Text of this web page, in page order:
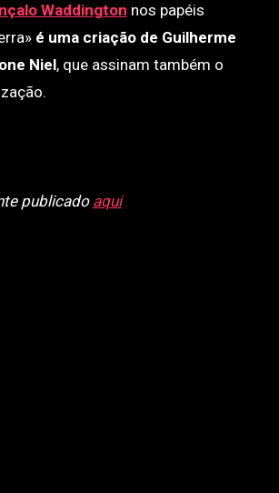
Waddington nos papéis
é uma criação de Guilherme
Niel, que assinam também o
publicadoaqui